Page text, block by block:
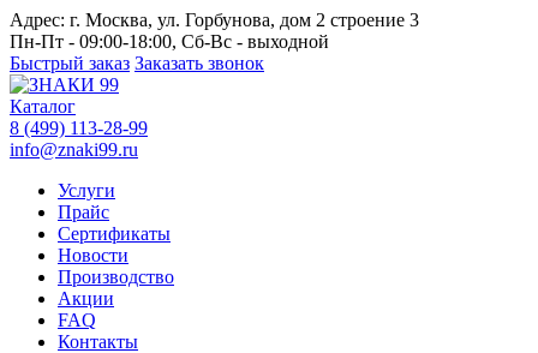
Адрес: г. Москва, ул. Горбунова, дом 2 строение 3
Пн-Пт - 09:00-18:00, Сб-Вс - выходной
Быстрый заказ Заказать звонок
Каталог
8 (499) 113-28-99
info@znaki99.ru
Услуги
Прайс
Сертификаты
Новости
Производство
Акции
FAQ
Контакты